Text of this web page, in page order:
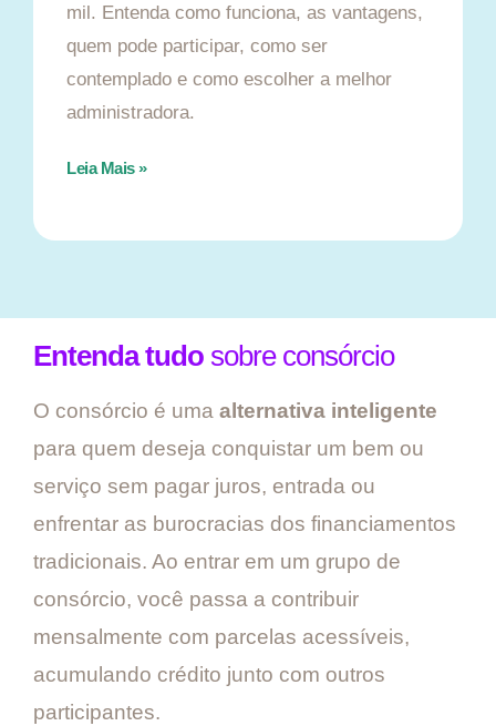
mil. Entenda como funciona, as vantagens,
quem pode participar, como ser
contemplado e como escolher a melhor
administradora.
Leia Mais »
Entenda tudo sobre consórcio
O consórcio é uma alternativa inteligente
para quem deseja conquistar um bem ou
serviço sem pagar juros, entrada ou
enfrentar as burocracias dos financiamentos
tradicionais. Ao entrar em um grupo de
consórcio, você passa a contribuir
mensalmente com parcelas acessíveis,
acumulando crédito junto com outros
participantes.